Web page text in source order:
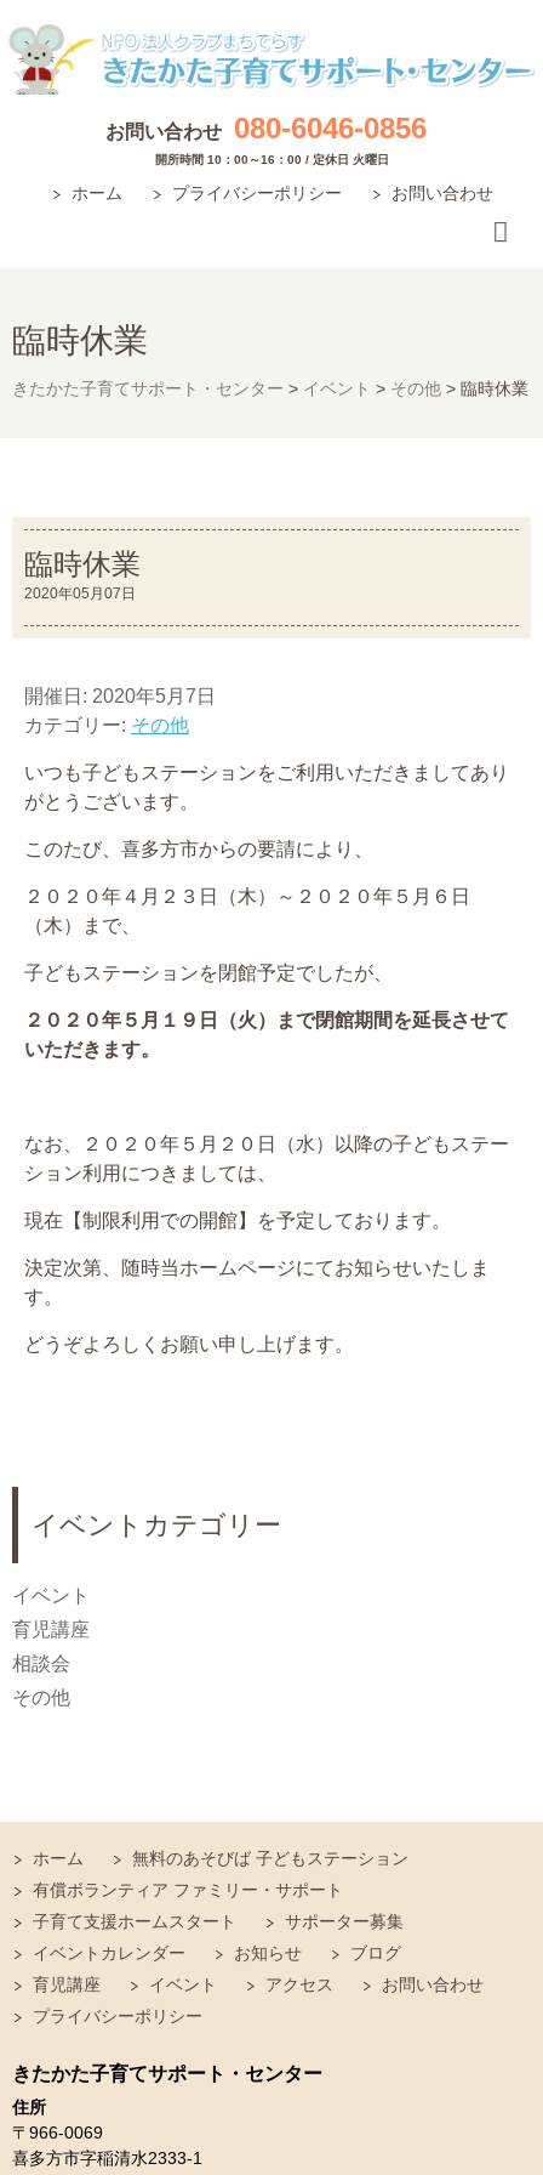
お問い合わせ 080-6046-0856
開所時間 10：00～16：00 / 定休日 火曜日
ホーム プライバシーポリシー お問い合わせ
臨時休業
きたかた子育てサポート・センター > イベント > その他 > 臨時休業
臨時休業
2020年05月07日
開催日: 2020年5月7日
カテゴリー: その他
いつも子どもステーションをご利用いただきましてあり
がとうございます。
このたび、喜多方市からの要請により、
２０２０年４月２３日（木）～２０２０年５月６日
（木）まで、
子どもステーションを閉館予定でしたが、
２０２０年５月１９日（火）まで閉館期間を延長させて
いただきます。
なお、２０２０年５月２０日（水）以降の子どもステー
ション利用につきましては、
現在【制限利用での開館】を予定しております。
決定次第、随時当ホームページにてお知らせいたしま
す。
どうぞよろしくお願い申し上げます。
イベントカテゴリー
イベント
育児講座
相談会
その他
ホーム
無料のあそびば 子どもステーション
有償ボランティア ファミリー・サポート
子育て支援ホームスタート
サポーター募集
イベントカレンダー
お知らせ
ブログ
育児講座
イベント アクセス
お問い合わせ
プライバシーポリシー
きたかた子育てサポート・センター
住所
〒966-0069
喜多方市字稲清水2333-1